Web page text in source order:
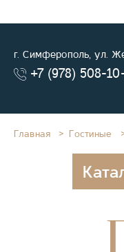
г. Симферополь, ул.
+7 (978) 508-
Главная Гостиные